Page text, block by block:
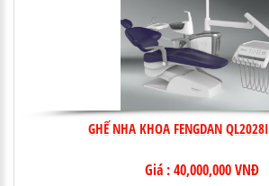
GHẾ NHA KHOA FENGDAN
Giá : 40,000,000 VNĐ